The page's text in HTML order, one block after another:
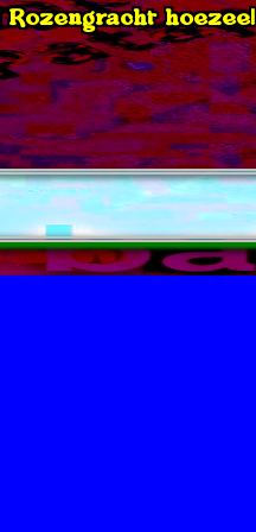
Rozengracht hoezee!